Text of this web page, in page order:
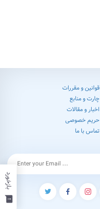
feedback
بازخورد
قوانین و مقررات
چارت و منابع
اخبار و مقالات
حریم خصوصی
تماس با ما